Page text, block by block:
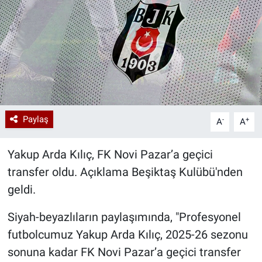
Paylaş A- A+
Yakup Arda Kılıç, FK Novi Pazar’a geçici
transfer oldu. Açıklama Beşiktaş Kulübü'nden
geldi.
Siyah-beyazlıların paylaşımında, "Profesyonel
futbolcumuz Yakup Arda Kılıç, 2025-26 sezonu
sonuna kadar FK Novi Pazar’a geçici transfer
Erişim Bilgileri
Sağlık
Teknoloji